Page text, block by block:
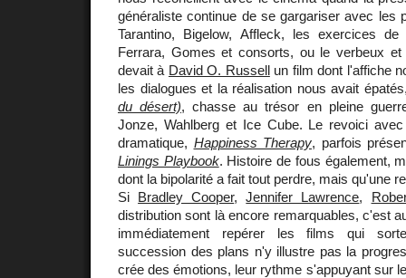
généraliste continue de se gargariser avec les
Tarantino, Bigelow, Affleck, les exercices
Ferrara, Gomes et consorts, ou le verbeux
devait à David O. Russellun film dont l'affiche
les dialogues et la réalisation nous avait
du désert), chasse au trésor en pleine
Jonze, Wahlberg et Ice Cube. Le revoici
dramatique, Happiness Therapy, parfois
Linings Playbook. Histoire de fous également,
dont la bipolarité a fait tout perdre, mais qu'une
Si Bradley Cooper,Jennifer Lawrence,
distribution sont là encore remarquables, c'est
immédiatement repérer les films qui
succession des plans n'y illustre pas la
crée des émotions, leur rythme s'appuyant sur